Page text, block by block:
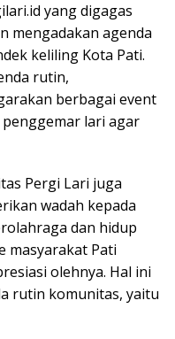
yang digagas
mengadakan agenda
keliling Kota Pati.
rutin,
berbagai event
lari agar
Pergi Lari juga
wadah kepada
dan hidup
masyarakat Pati
olehnya. Hal ini
rutin komunitas, yaitu